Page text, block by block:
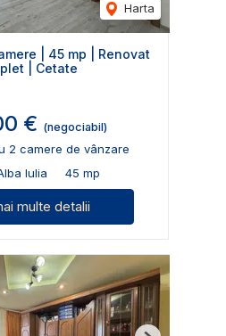
Harta
| 45 mp | Renovat
| Cetate
€ (negociabil)
2 camere de vânzare
Iulia
45 mp
multe detalii